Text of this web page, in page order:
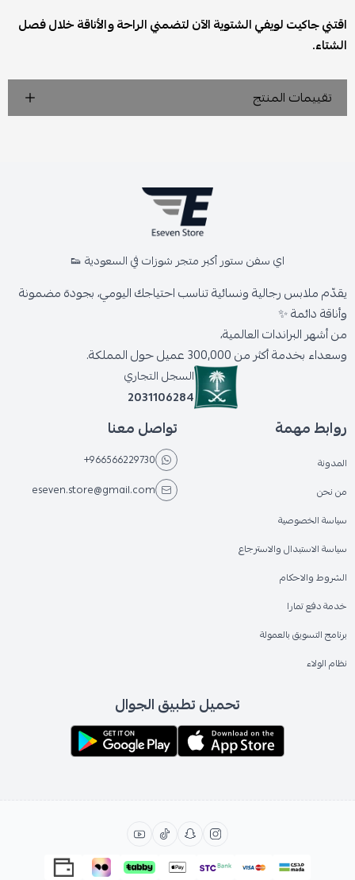
اقتني جاكيت لويفي الشتوية الآن لتضمني الراحة والأناقة خلال فصل
الشتاء.
تقييمات المنتج
اي سفن ستور أكبر متجر شوزات في السعودية 👟
يقدّم ملابس رجالية ونسائية تناسب احتياجك اليومي، بجودة مضمونة
وأناقة دائمة ✨
من أشهر البراندات العالمية،
وسعداء بخدمة أكثر من 300,000 عميل حول المملكة.
السجل التجاري
2031106284
روابط مهمة
المدونة
من نحن
سياسة الخصوصية
سياسة الاستبدال والاسترجاع
الشروط والاحكام
خدمة دفع تمارا
برنامج التسويق بالعمولة
نظام الولاء
تواصل معنا
+966566229730
eseven.store@gmail.com
تحميل تطبيق الجوال